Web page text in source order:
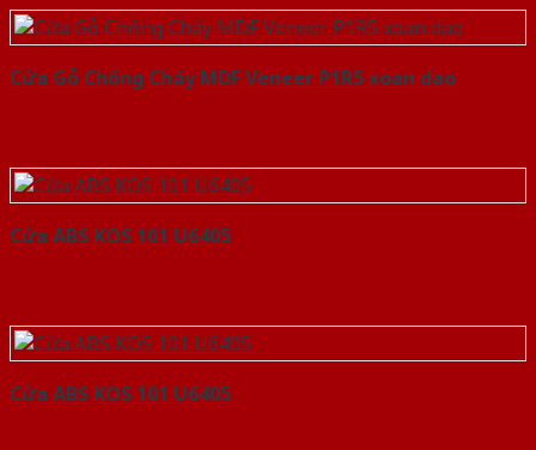
Cửa Gỗ Chống Cháy MDF Veneer P1R5 xoan dao
Cửa ABS KOS 101 U6405
Cửa ABS KOS 101 U6405